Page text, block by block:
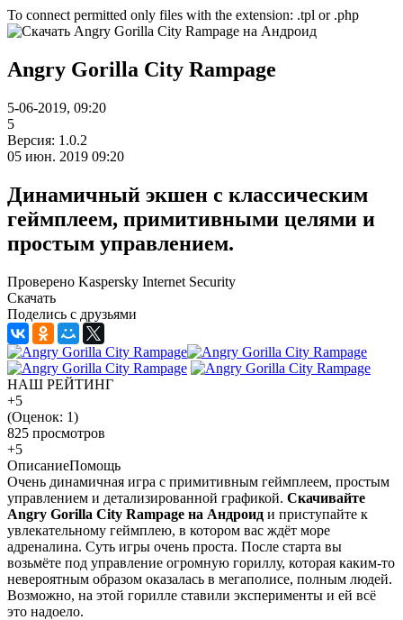
To connect permitted only files with the extension: .tpl or .php
Angry Gorilla City Rampage
5-06-2019, 09:20
5
Версия: 1.0.2
05 июн. 2019 09:20
Динамичный экшен с классическим
геймплеем, примитивными целями и
простым управлением.
Проверено Kaspersky Internet Security
Скачать
Поделись с друзьями
НАШ РЕЙТИНГ
+5
(Оценок: 1)
825 просмотров
+5
ОписаниеПомощь
Очень динамичная игра с примитивным геймплеем, простым
управлением и детализированной графикой. Скачивайте
Angry Gorilla City Rampage на Андроид и приступайте к
увлекательному геймплею, в котором вас ждёт море
адреналина. Суть игры очень проста. После старта вы
возьмёте под управление огромную гориллу, которая каким-то
невероятным образом оказалась в мегаполисе, полным людей.
Возможно, на этой горилле ставили эксперименты и ей всё
это надоело.